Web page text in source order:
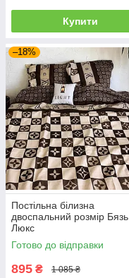
Купити
–18%
Постільна білизна
двоспальний розмір Бязь
Люкс
Готово до відправки
895 ₴ 1 085 ₴